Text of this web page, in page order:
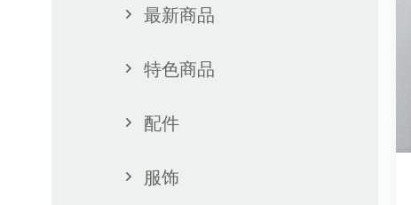
最新商品
特色商品
配件
服饰